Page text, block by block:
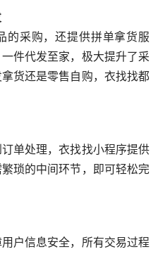
的采购，还提供拼单拿货服
件代发至家，极大提升了采
货还是零售自购，衣找找都
单处理，衣找找小程序提供
琐的中间环节，即可轻松完
户信息安全，所有交易过程